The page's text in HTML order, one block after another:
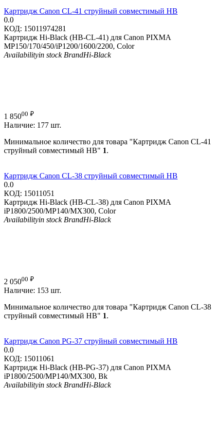
Картридж Canon CL-41 струйный совместимый HB
0.0
КОД: 15011974281
Картридж Hi-Black (HB-CL-41) для Canon PIXMA
MP150/170/450/iP1200/1600/2200, Color
Availabilityin stock BrandHi-Black
1 85000 ₽
Наличие: 177 шт.
Минимальное количество для товара "Картридж Canon CL-41
струйный совместимый HB" 1.
Картридж Canon CL-38 струйный совместимый HB
0.0
КОД: 15011051
Картридж Hi-Black (HB-CL-38) для Canon PIXMA
iP1800/2500/MP140/MX300, Color
Availabilityin stock BrandHi-Black
2 05000 ₽
Наличие: 153 шт.
Минимальное количество для товара "Картридж Canon CL-38
струйный совместимый HB" 1.
Картридж Canon PG-37 струйный совместимый HB
0.0
КОД: 15011061
Картридж Hi-Black (HB-PG-37) для Canon PIXMA
iP1800/2500/MP140/MX300, Bk
Availabilityin stock BrandHi-Black